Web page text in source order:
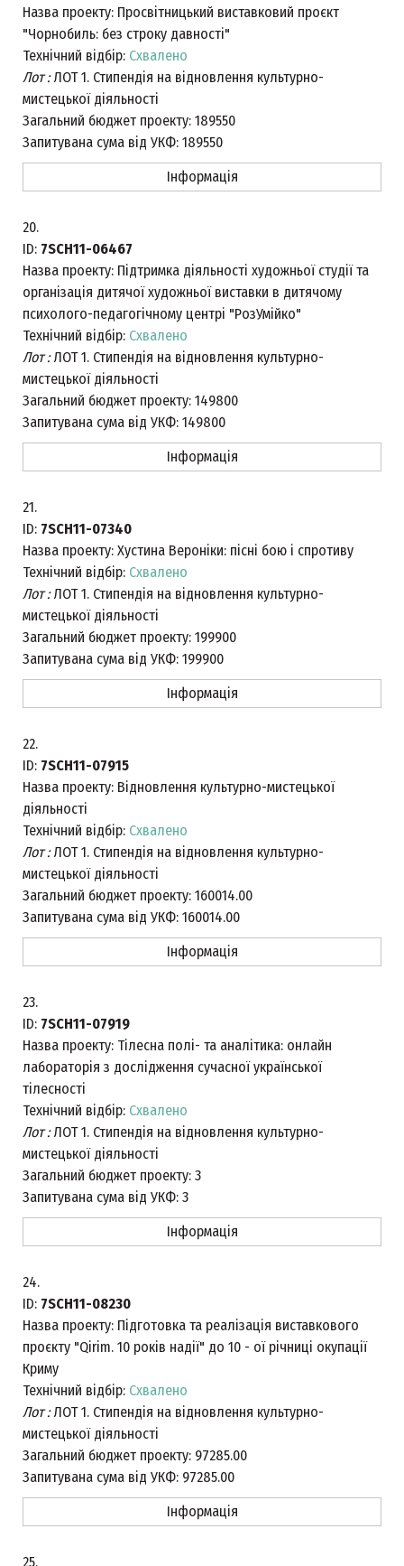
Назва проекту: Просвітницький виставковий проєкт
"Чорнобиль: без строку давності"
Технічний відбір: Схвалено
Лот :ЛОТ 1. Стипендія на відновлення культурно-
мистецької діяльності
Загальний бюджет проекту: 189550
Запитувана сума від УКФ: 189550
Інформація
20.
ID: 7SCH11-06467
Назва проекту: Підтримка діяльності художньої студії та
організація дитячої художньої виставки в дитячому
психолого-педагогічному центрі "РозУмійко"
Технічний відбір: Схвалено
Лот :ЛОТ 1. Стипендія на відновлення культурно-
мистецької діяльності
Загальний бюджет проекту: 149800
Запитувана сума від УКФ: 149800
Інформація
21.
ID: 7SCH11-07340
Назва проекту: Хустина Вероніки: пісні бою і спротиву
Технічний відбір: Схвалено
Лот :ЛОТ 1. Стипендія на відновлення культурно-
мистецької діяльності
Загальний бюджет проекту: 199900
Запитувана сума від УКФ: 199900
Інформація
22.
ID: 7SCH11-07915
Назва проекту: Відновлення культурно-мистецької
діяльності
Технічний відбір: Схвалено
Лот :ЛОТ 1. Стипендія на відновлення культурно-
мистецької діяльності
Загальний бюджет проекту: 160014.00
Запитувана сума від УКФ: 160014.00
Інформація
23.
ID: 7SCH11-07919
Назва проекту: Тілесна полі- та аналітика: онлайн
лабораторія з дослідження сучасної української
тілесності
Технічний відбір: Схвалено
Лот :ЛОТ 1. Стипендія на відновлення культурно-
мистецької діяльності
Загальний бюджет проекту: 3
Запитувана сума від УКФ: 3
Інформація
24.
ID: 7SCH11-08230
Назва проекту: Підготовка та реалізація виставкового
проєкту "Qirim. 10 років надії" до 10 - ої річниці окупації
Криму
Технічний відбір: Схвалено
Лот :ЛОТ 1. Стипендія на відновлення культурно-
мистецької діяльності
Загальний бюджет проекту: 97285.00
Запитувана сума від УКФ: 97285.00
Інформація
25.